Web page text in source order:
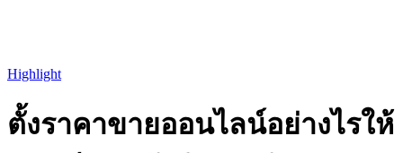
Highlight
ตั้งราคาขายออนไลน์อย่างไรให้